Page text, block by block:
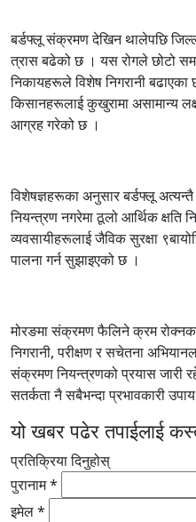
बर्डफ्लू संक्रमण देखिन थालेपछि
त्रास बढेको छ । यस रोगले छोटो
निकायहरूले विशेष निगरानी
किसानहरूलाई कुखुरामा असामान्य
आग्रह गरेको छ ।
विशेषज्ञहरूका अनुसार बर्डफ्लू
नियन्त्रण नगरेमा ठूलो आर्थिक क्षति
व्यवसायीहरूलाई जैविक सुरक्षा
पालना गर्न सुझाइएको छ ।
मोरङमा संक्रमण फैलिने क्रम
निगरानी, परीक्षण र सचेतना
संक्रमण नियन्त्रणको प्रयास जारी
सतर्कता नै सबैभन्दा प्रभावकारी
यो खबर पढेर तपाईलाई
प्रतिक्रिया दिनुहोस्
पुरानाम *
इमेल *